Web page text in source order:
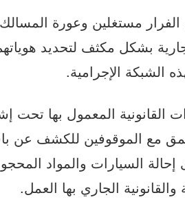
مستغلين وعورة المسالك
بشكل مكثف لتحديد
الشبكة الإجرامية.
القانونية المعمول بها تحت
مع الموقوفين للكشف عن
السيارات والمواد
الجاري بها العمل.